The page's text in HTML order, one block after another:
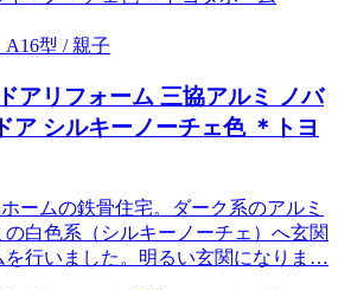
型 / 親子
アリフォーム 三協アルミ ノバ
ア シルキーノーチェ色 ＊トヨ
ームの鉄骨住宅。ダーク系のアルミ
の白色系（シルキーノーチェ）へ玄関
を行いました。明るい玄関になりま…